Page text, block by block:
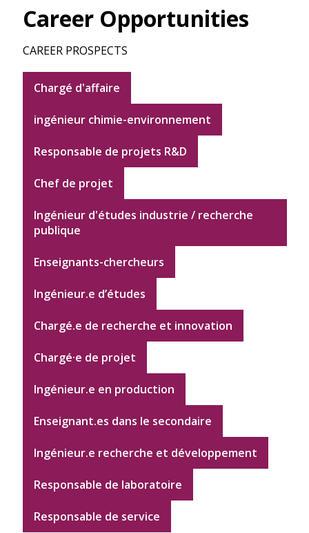
Career Opportunities
CAREER PROSPECTS
Chargé d'affaire
ingénieur chimie-environnement
Responsable de projets R&D
Chef de projet
Ingénieur d'études industrie / recherche
publique
Enseignants-chercheurs
Ingénieur.e d’études
Chargé.e de recherche et innovation
Chargé·e de projet
Ingénieur.e en production
Enseignant.es dans le secondaire
Ingénieur.e recherche et développement
Responsable de laboratoire
Responsable de service